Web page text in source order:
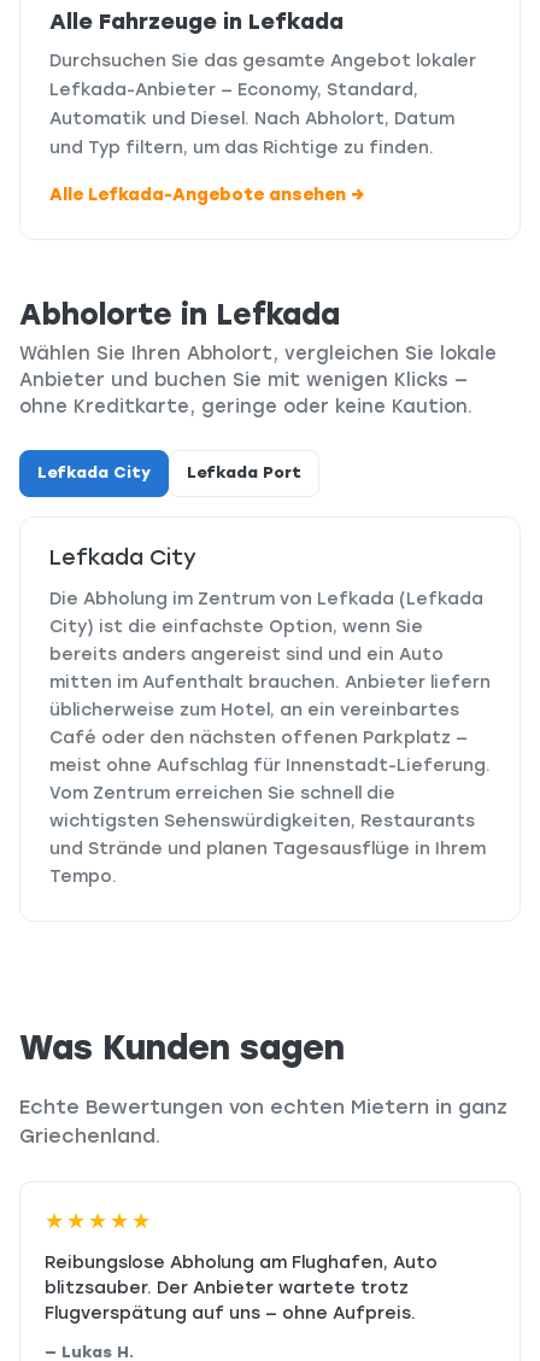
Alle Fahrzeuge in Lefkada
Durchsuchen Sie das gesamte Angebot lokaler
Lefkada-Anbieter — Economy, Standard,
Automatik und Diesel. Nach Abholort, Datum
und Typ filtern, um das Richtige zu finden.
Alle Lefkada-Angebote ansehen →
Abholorte in Lefkada
Wählen Sie Ihren Abholort, vergleichen Sie lokale
Anbieter und buchen Sie mit wenigen Klicks —
ohne Kreditkarte, geringe oder keine Kaution.
Lefkada City Lefkada Port
Lefkada City
Die Abholung im Zentrum von Lefkada (Lefkada
City) ist die einfachste Option, wenn Sie
bereits anders angereist sind und ein Auto
mitten im Aufenthalt brauchen. Anbieter liefern
üblicherweise zum Hotel, an ein vereinbartes
Café oder den nächsten offenen Parkplatz —
meist ohne Aufschlag für Innenstadt-Lieferung.
Vom Zentrum erreichen Sie schnell die
wichtigsten Sehenswürdigkeiten, Restaurants
und Strände und planen Tagesausflüge in Ihrem
Tempo.
Was Kunden sagen
Echte Bewertungen von echten Mietern in ganz
Griechenland.
★★★★★
Reibungslose Abholung am Flughafen, Auto
blitzsauber. Der Anbieter wartete trotz
Flugverspätung auf uns — ohne Aufpreis.
— Lukas H.